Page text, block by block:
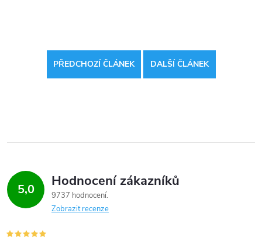
PŘEDCHOZÍ ČLÁNEK DALŠÍ ČLÁNEK
5,0 Hodnocení zákazníků
9737 hodnocení
Zobrazit recenze